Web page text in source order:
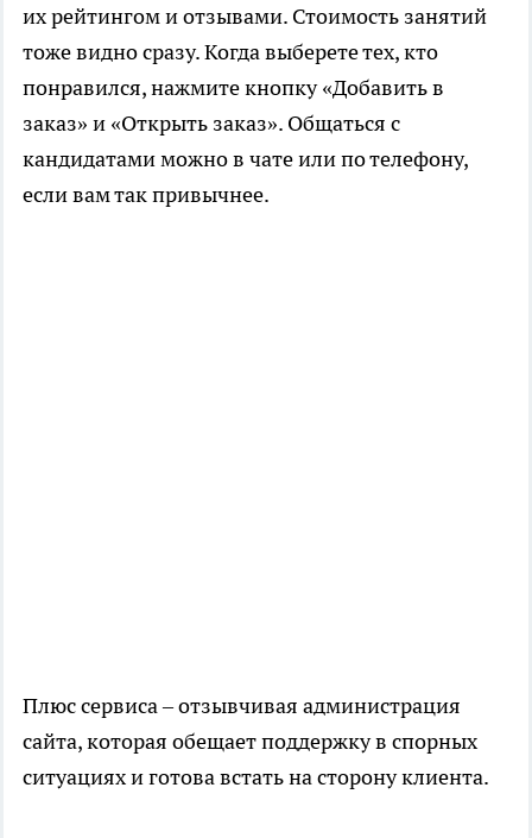
их рейтингом и отзывами. Стоимость занятий
тоже видно сразу. Когда выберете тех, кто
понравился, нажмите кнопку «Добавить в
заказ» и «Открыть заказ». Общаться с
кандидатами можно в чате или по телефону,
если вам так привычнее.
Плюс сервиса – отзывчивая администрация
сайта, которая обещает поддержку в спорных
ситуациях и готова встать на сторону клиента.